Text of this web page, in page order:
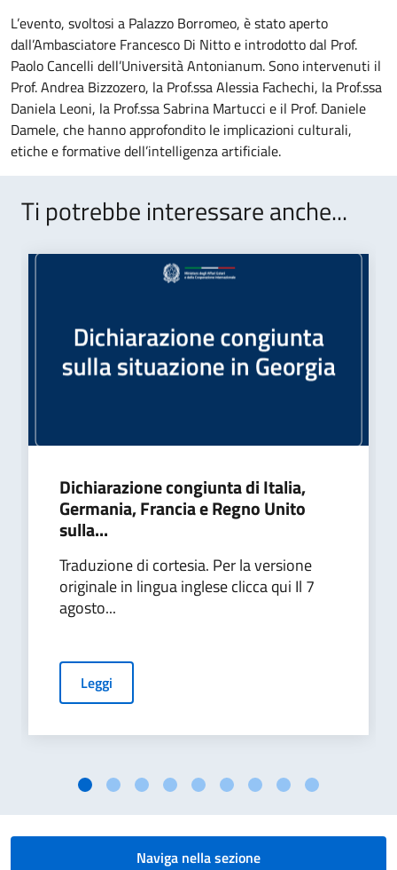
L’evento, svoltosi a Palazzo Borromeo, è stato aperto
dall’Ambasciatore Francesco Di Nitto e introdotto dal Prof.
Paolo Cancelli dell’Università Antonianum. Sono intervenuti il
Prof. Andrea Bizzozero, la Prof.ssa Alessia Fachechi, la Prof.ssa
Daniela Leoni, la Prof.ssa Sabrina Martucci e il Prof. Daniele
Damele, che hanno approfondito le implicazioni culturali,
etiche e formative dell’intelligenza artificiale.
Ti potrebbe interessare anche...
Dichiarazione congiunta di Italia,
Germania, Francia e Regno Unito
sulla...
Traduzione di cortesia. Per la versione
originale in lingua inglese clicca qui Il 7
agosto...
Leggi
Naviga nella sezione